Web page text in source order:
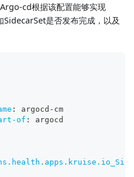
cd根据该配置能够实现
是否发布完成，以及
: argocd - cm
of :
argocd